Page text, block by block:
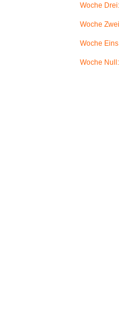
Woche
Woche
Woche
Woche